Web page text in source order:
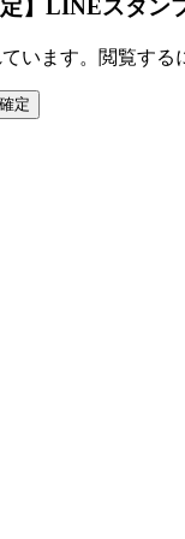
】LINEスタ
います。閲覧す